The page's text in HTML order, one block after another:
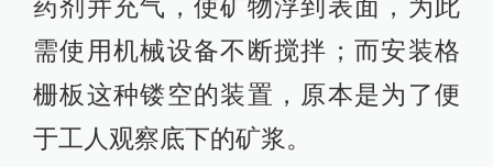
药剂并充气，使矿物浮到表面，为此
需使用机械设备不断搅拌；而安装格
栅板这种镂空的装置，原本是为了便
于工人观察底下的矿浆。